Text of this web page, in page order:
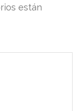
están